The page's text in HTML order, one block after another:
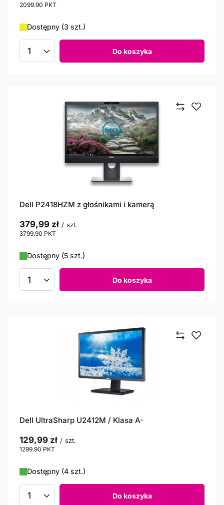
2099.90 PKT
Dostępny (3 szt.)
Ilość produktów Do koszyka
Dell P2418HZM z głośnikami i kamerą
379,99 zł / szt.
3799.90 PKT
Dostępny (5 szt.)
Ilość produktów Do koszyka
Dell UltraSharp U2412M / Klasa A-
129,99 zł / szt.
1299.90 PKT
Dostępny (4 szt.)
Ilość produktów Do koszyka